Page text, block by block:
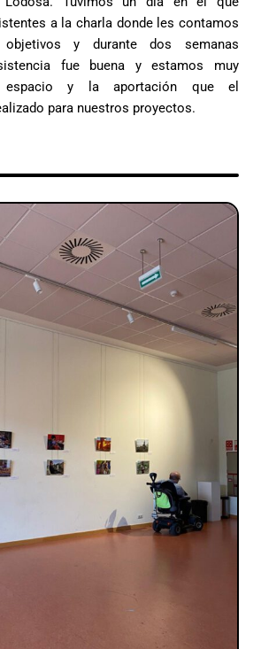
a la charla donde les contamos
y durante dos semanas
fue buena y estamos muy
espacio y la aportación que el
para nuestros proyectos.